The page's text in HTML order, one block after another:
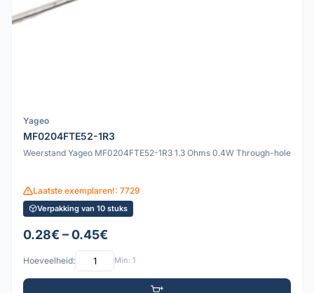
Yageo
MF0204FTE52-1R3
Weerstand Yageo MF0204FTE52-1R3 1.3 Ohms 0.4W Through-hole
Laatste exemplaren!: 7729
Verpakking van 10 stuks
0.28€ – 0.45€
Hoeveelheid: Min: 1